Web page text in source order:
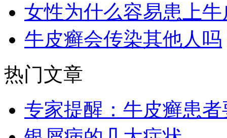
女性为什么容易患上牛
牛皮癣会传染其他人吗
热门文章
专家提醒：牛皮癣患